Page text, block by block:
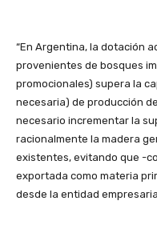
“En Argentina, la dotación
provenientes de bosques
promocionales) supera la
necesaria) de producción
necesario incrementar la
racionalmente la madera
existentes, evitando que -
exportada como materia
desde la entidad empresaria.